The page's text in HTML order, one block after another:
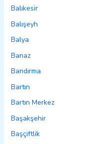
Balıkesir
Balışeyh
Balya
Banaz
Bandırma
Bartın
Bartın Merkez
Başakşehir
Başçiftlik